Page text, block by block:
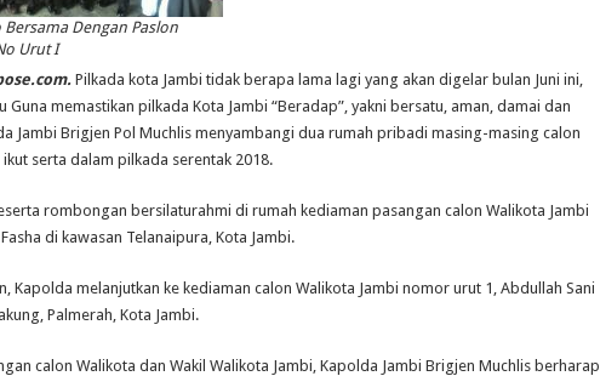
Dengan Paslon
Urut I
Pilkada kota Jambi tidak berapa lama lagi yang akan digelar bulan Juni ini,
Guna memastikan pilkada Kota Jambi “Beradap”, yakni bersatu, aman, damai dan
Jambi Brigjen Pol Muchlis menyambangi dua rumah pribadi masing-masing calon
serta dalam pilkada serentak 2018.
rombongan bersilaturahmi di rumah kediaman pasangan calon Walikota Jambi
di kawasan Telanaipura, Kota Jambi.
Kapolda melanjutkan ke kediaman calon Walikota Jambi nomor urut 1, Abdullah Sani
Palmerah, Kota Jambi.
calon Walikota dan Wakil Walikota Jambi, Kapolda Jambi Brigjen Muchlis berharap